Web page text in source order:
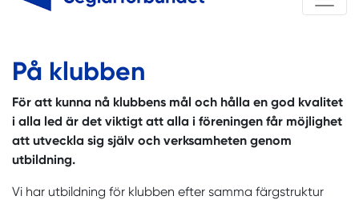
På klubben
För att kunna nå klubbens mål och hålla en god kvalitet
i alla led är det viktigt att alla i föreningen får möjlighet
att utveckla sig själv och verksamheten genom
utbildning.
Vi har utbildning för klubben efter samma färgstruktur